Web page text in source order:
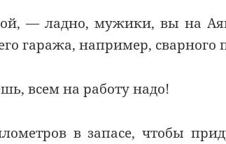
— ладно, мужики, вы на
гаража, например, сварного
всем на работу надо!
в запасе, чтобы